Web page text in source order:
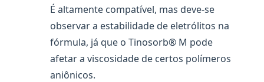
É altamente compatível, mas deve-se
observar a estabilidade de eletrólitos na
fórmula, já que o Tinosorb® M pode
afetar a viscosidade de certos polímeros
aniônicos.